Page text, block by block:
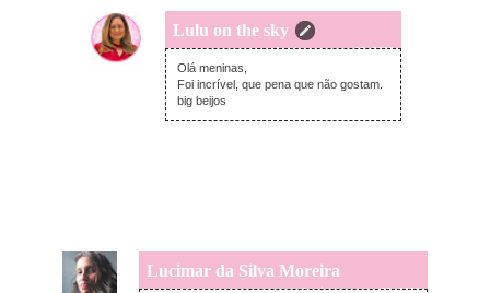
Lulu on the sky
domingo, agosto 02, 2020
Olá meninas,
Foi incrível, que pena que não gostam.
big beijos
Lucimar da Silva Moreira